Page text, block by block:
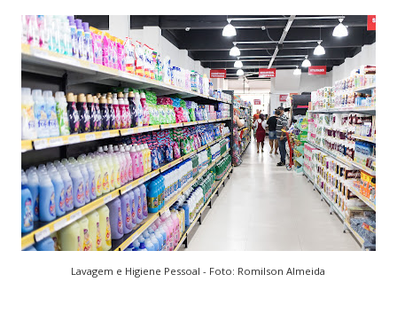
Lavagem e Higiene Pessoal - Foto: Romilson Almeida